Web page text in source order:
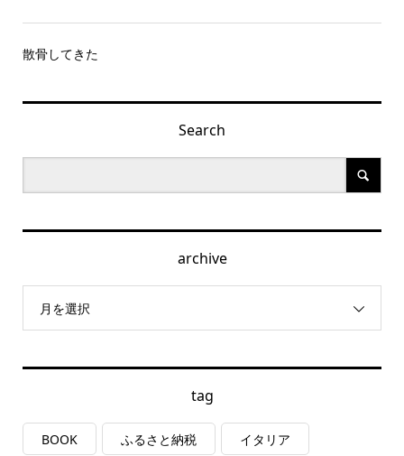
散骨してきた
Search
archive
月を選択
tag
BOOK ふるさと納税 イタリア